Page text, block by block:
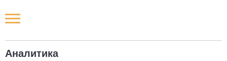
Аналитика
Новости РФ